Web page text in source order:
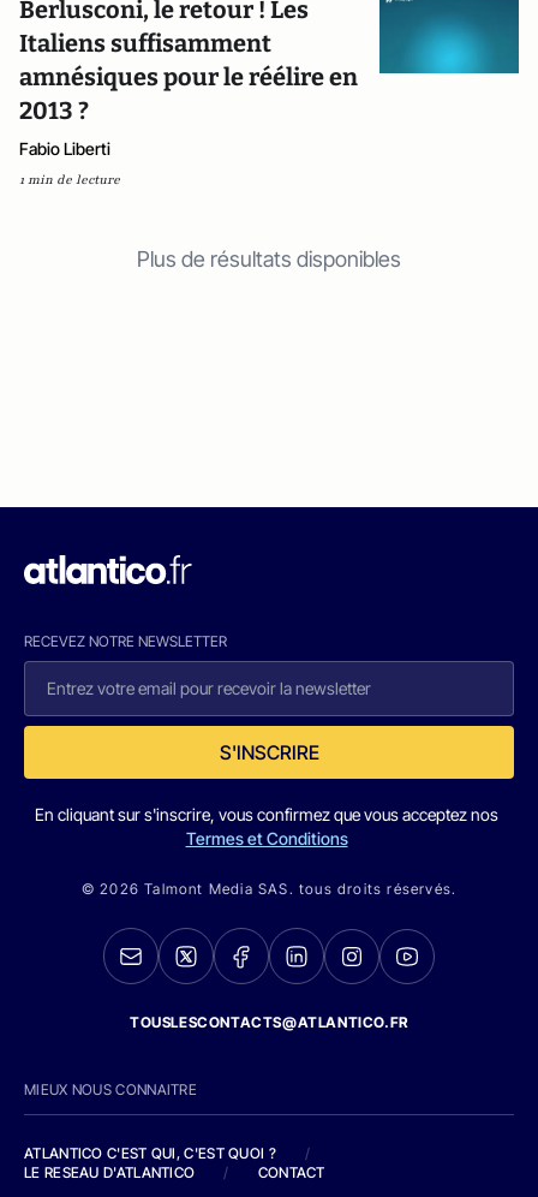
Berlusconi, le retour ! Les
Italiens suffisamment
amnésiques pour le réélire en
2013 ?
Fabio Liberti
1 min de lecture
Plus de résultats disponibles
RECEVEZ NOTRE NEWSLETTER
S'INSCRIRE
En cliquant sur s'inscrire, vous confirmez que vous acceptez nos
Termes et Conditions
© 2026 Talmont Media SAS. tous droits réservés.
TOUSLESCONTACTS@ATLANTICO.FR
MIEUX NOUS CONNAITRE
ATLANTICO C'EST QUI, C'EST QUOI ?
/
LE RESEAU D'ATLANTICO
/ CONTACT